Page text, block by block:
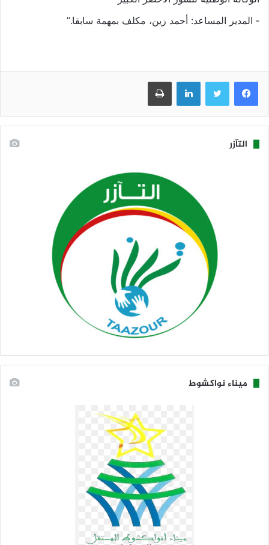
‐ المدير المساعد: أحمد زين، مكلف بمهمة سابقا.”
فيسبوك تويتر لينكدإن طباعة
التآزر
ميناء نواكشوط